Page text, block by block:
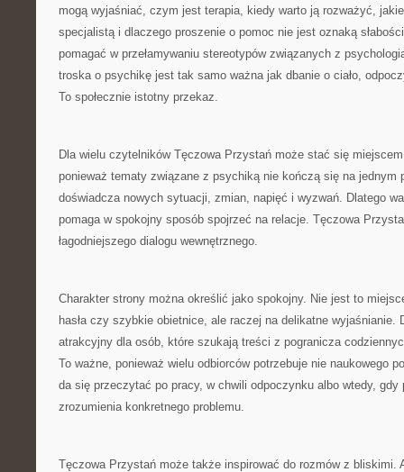
mogą wyjaśniać, czym jest terapia, kiedy warto ją rozważyć,
specjalistą i dlaczego proszenie o pomoc nie jest oznaką
pomagać w przełamywaniu stereotypów związanych z
troska o psychikę jest tak samo ważna jak dbanie o ciało,
To społecznie istotny przekaz.
Dla wielu czytelników Tęczowa Przystań może stać się
ponieważ tematy związane z psychiką nie kończą się na jednym
doświadcza nowych sytuacji, zmian, napięć i wyzwań. Dlatego
pomaga w spokojny sposób spojrzeć na relacje. Tęczowa
łagodniejszego dialogu wewnętrznego.
Charakter strony można określić jako spokojny. Nie jest to
hasła czy szybkie obietnice, ale raczej na delikatne wyjaśnianie.
atrakcyjny dla osób, które szukają treści z pogranicza
To ważne, ponieważ wielu odbiorców potrzebuje nie naukowego
da się przeczytać po pracy, w chwili odpoczynku albo wtedy, gdy
zrozumienia konkretnego problemu.
Tęczowa Przystań może także inspirować do rozmów z bliskimi.